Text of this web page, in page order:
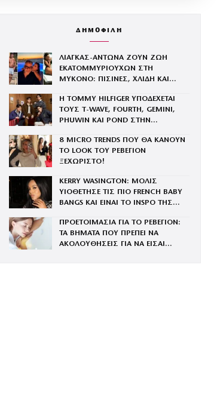
ΔΗΜΟΦΙΛΗ
ΛΙΑΓΚΑΣ-ΑΝΤΩΝΑ ΖΟΥΝ ΖΩΗ
ΕΚΑΤΟΜΜΥΡΙΟΥΧΩΝ ΣΤΗ
ΜΥΚΟΝΟ: ΠΙΣΙΝΕΣ, ΧΛΙΔΗ ΚΑΙ
Η TOMMY HILFIGER ΥΠΟΔΕΧΕΤΑΙ
ΤΟΥΣ Τ-WAVE, FOURTH, GEMINI,
PHUWIN ΚΑΙ POND ΣΤΗΝ
8 MICRO TRENDS ΠΟΥ ΘΑ ΚΑΝΟΥΝ
ΤΟ LOOK ΤΟΥ ΡΕΒΕΓΙΟΝ
ΞΕΧΩΡΙΣΤΟ!
KERRY WASINGTON: ΜΟΛΙΣ
ΥΙΟΘΕΤΗΣΕ ΤΙΣ ΠΙΟ FRENCH BABY
BANGS ΚΑΙ ΕΙΝΑΙ ΤΟ INSPO ΤΗΣ
ΠΡΟΕΤΟΙΜΑΣΙΑ ΓΙΑ ΤΟ ΡΕΒΕΓΙΟΝ:
ΤΑ ΒΗΜΑΤΑ ΠΟΥ ΠΡΕΠΕΙ ΝΑ
ΑΚΟΛΟΥΘΗΣΕΙΣ ΓΙΑ ΝΑ ΕΙΣΑΙ